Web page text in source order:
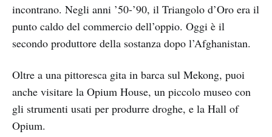
incontrano. Negli anni ’50-’90, il Triangolo d’Oro era il
punto caldo del commercio dell’oppio. Oggi è il
secondo produttore della sostanza dopo l’Afghanistan.
Oltre a una pittoresca gita in barca sul Mekong, puoi
anche visitare la Opium House, un piccolo museo con
gli strumenti usati per produrre droghe, e la Hall of
Opium.